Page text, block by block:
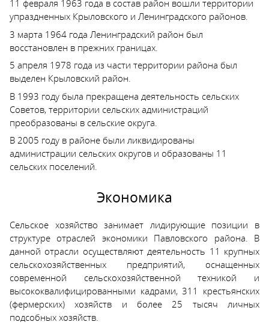
11 февраля 1963 года в состав район вошли территории
упраздненных Крыловского и Ленинградского районов.
3 марта 1964 года Ленинградский район был
восстановлен в прежних границах.
5 апреля 1978 года из части территории района был
выделен Крыловский район.
В 1993 году была прекращена деятельность сельских
Советов, территории сельских администраций
преобразованы в сельские округа.
В 2005 году в районе были ликвидированы
администрации сельских округов и образованы 11
сельских поселений.
Экономика
Сельское хозяйство занимает лидирующие позиции в
структуре отраслей экономики Павловского района. В
данной отрасли осуществляют деятельность 11 крупных
сельскохозяйственных предприятий, оснащенных
современной сельскохозяйственной техникой и
высококвалифицированными кадрами, 311 крестьянских
(фермерских) хозяйств и более 25 тысяч личных
подсобных хозяйств.